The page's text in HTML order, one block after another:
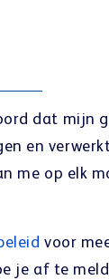
dat mijn
en
me op elk
voor
je af te